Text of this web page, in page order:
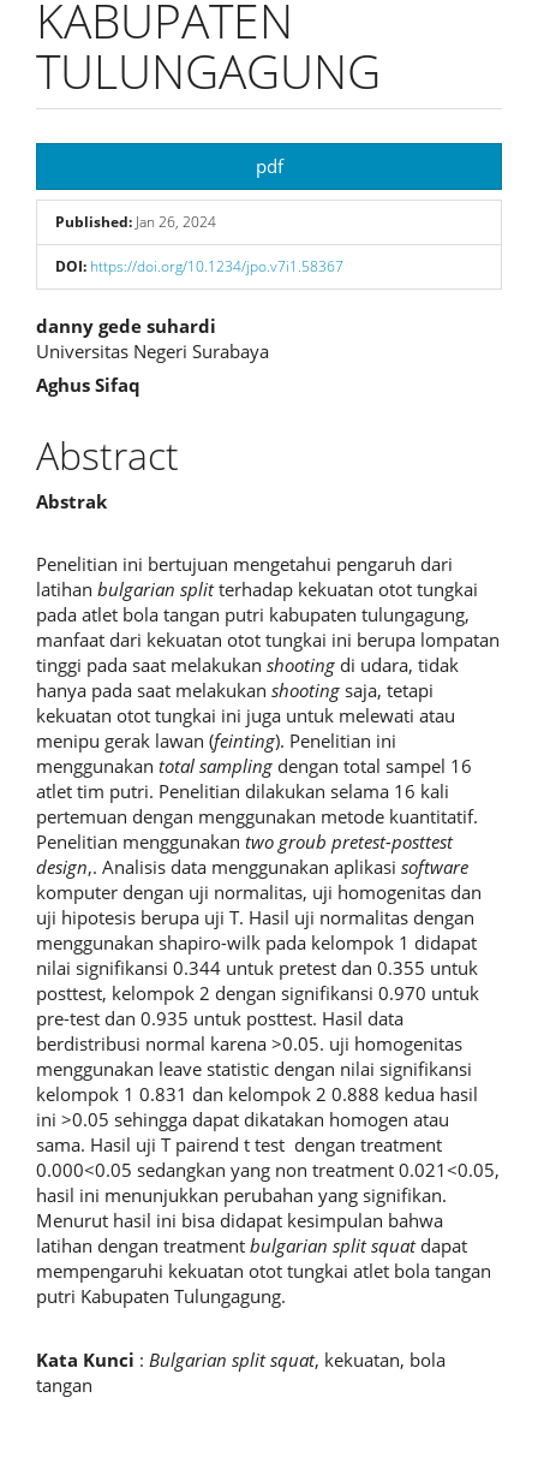
KABUPATEN
TULUNGAGUNG
Sidebar
pdf
Published: Jan 26, 2024
DOI: https://doi.org/10.1234/jpo.v7i1.58367
Main
Article
danny gede suhardi
Universitas Negeri Surabaya
Aghus Sifaq
Abstract
Abstrak
Penelitian ini bertujuan mengetahui pengaruh dari
latihan bulgarian splitterhadap kekuatan otot tungkai
pada atlet bola tangan putri kabupaten tulungagung,
manfaat dari kekuatan otot tungkai ini berupa lompatan
tinggi pada saat melakukan shooting di udara, tidak
hanya pada saat melakukan shooting saja, tetapi
kekuatan otot tungkai ini juga untuk melewati atau
menipu gerak lawan (feinting). Penelitian ini
menggunakan total sampling dengan total sampel 16
atlet tim putri. Penelitian dilakukan selama 16 kali
pertemuan dengan menggunakan metode kuantitatif.
Penelitian menggunakan two groub pretest-posttest
design,. Analisis data menggunakan aplikasi software
komputer dengan uji normalitas, uji homogenitas dan
uji hipotesis berupa uji T. Hasil uji normalitas dengan
menggunakan shapiro-wilk pada kelompok 1 didapat
nilai signifikansi 0.344 untuk pretest dan 0.355 untuk
posttest, kelompok 2 dengan signifikansi 0.970 untuk
pre-test dan 0.935 untuk posttest. Hasil data
berdistribusi normal karena >0.05. uji homogenitas
menggunakan leave statistic dengan nilai signifikansi
kelompok 1 0.831 dan kelompok 2 0.888 kedua hasil
ini >0.05 sehingga dapat dikatakan homogen atau
sama. Hasil uji T pairend t test dengan treatment
0.000<0.05 sedangkan yang non treatment 0.021<0.05,
hasil ini menunjukkan perubahan yang signifikan.
Menurut hasil ini bisa didapat kesimpulan bahwa
latihan dengan treatment bulgarian split squatdapat
mempengaruhi kekuatan otot tungkai atlet bola tangan
putri Kabupaten Tulungagung.
Kata Kunci : Bulgarian split squat, kekuatan, bola
tangan